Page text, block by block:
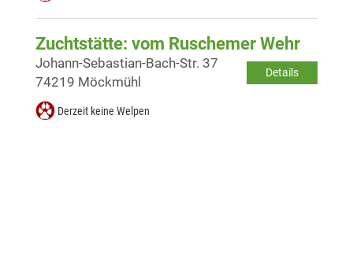
Zuchtstätte: vom Ruschemer Wehr
Details
Johann-Sebastian-Bach-Str. 37
74219 Möckmühl
Derzeit keine Welpen